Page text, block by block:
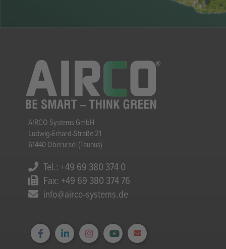
AIRCO Systems GmbH